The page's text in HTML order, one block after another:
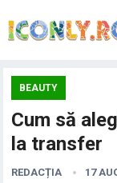
BEAUTY
Cum să
la transfer
REDACȚIA 17